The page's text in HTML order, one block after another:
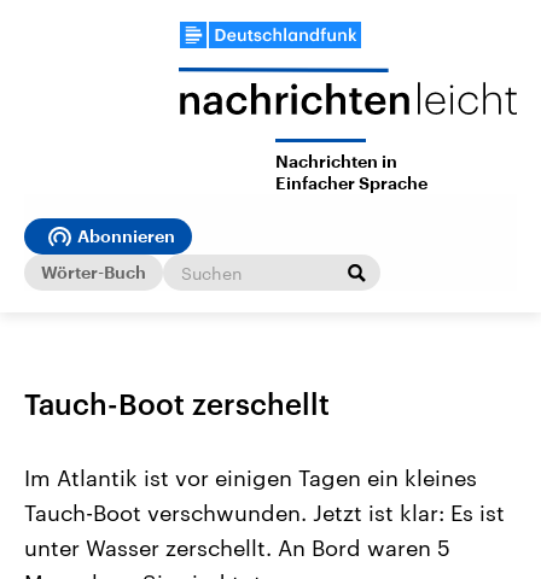
Nachrichten in
Einfacher Sprache
Abonnieren
Wörter-Buch
Tauch-Boot zerschellt
Im Atlantik ist vor einigen Tagen ein kleines
Tauch-Boot verschwunden. Jetzt ist klar: Es ist
unter Wasser zerschellt. An Bord waren 5